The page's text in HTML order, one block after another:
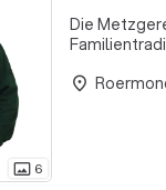
photo_size_select_actual 6
Die
besonderer
place